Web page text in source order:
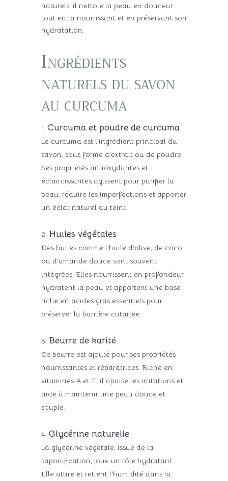
naturels, il nettoie la peau en douceur
tout en la nourrissant et en préservant son
hydratation.
Ingrédients
naturels du savon
au curcuma
Curcuma et poudre de curcuma
Le curcuma est l’ingrédient principal du
savon, sous forme d’extrait ou de poudre.
Ses propriétés antioxydantes et
éclaircissantes agissent pour purifier la
peau, réduire les imperfections et apporter
un éclat naturel au teint.
Huiles végétales
Des huiles comme l’huile d’olive, de coco
ou d’amande douce sont souvent
intégrées. Elles nourrissent en profondeur,
hydratent la peau et apportent une base
riche en acides gras essentiels pour
préserver la barrière cutanée.
Beurre de karité
Ce beurre est ajouté pour ses propriétés
nourrissantes et réparatrices. Riche en
vitamines A et E, il apaise les irritations et
aide à maintenir une peau douce et
souple.
Glycérine naturelle
La glycérine végétale, issue de la
saponification, joue un rôle hydratant.
Elle attire et retient l’humidité dans la